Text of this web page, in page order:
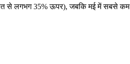
से लगभग 35% ऊपर), जबकि मई में सबसे